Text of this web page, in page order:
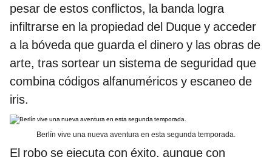
pesar de estos conflictos, la banda logra
infiltrarse en la propiedad del Duque y acceder
a la bóveda que guarda el dinero y las obras de
arte, tras sortear un sistema de seguridad que
combina códigos alfanuméricos y escaneo de
iris.
Berlín vive una nueva aventura en esta segunda temporada.
El robo se ejecuta con éxito, aunque con